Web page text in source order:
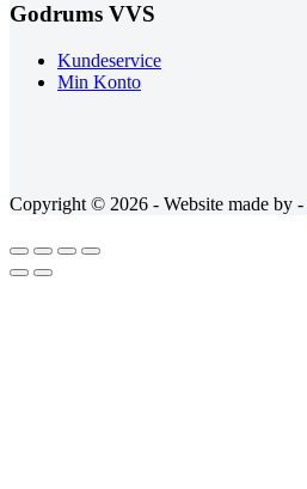
Godrums VVS
Kundeservice
Min Konto
Copyright © 2026 - Website made by -